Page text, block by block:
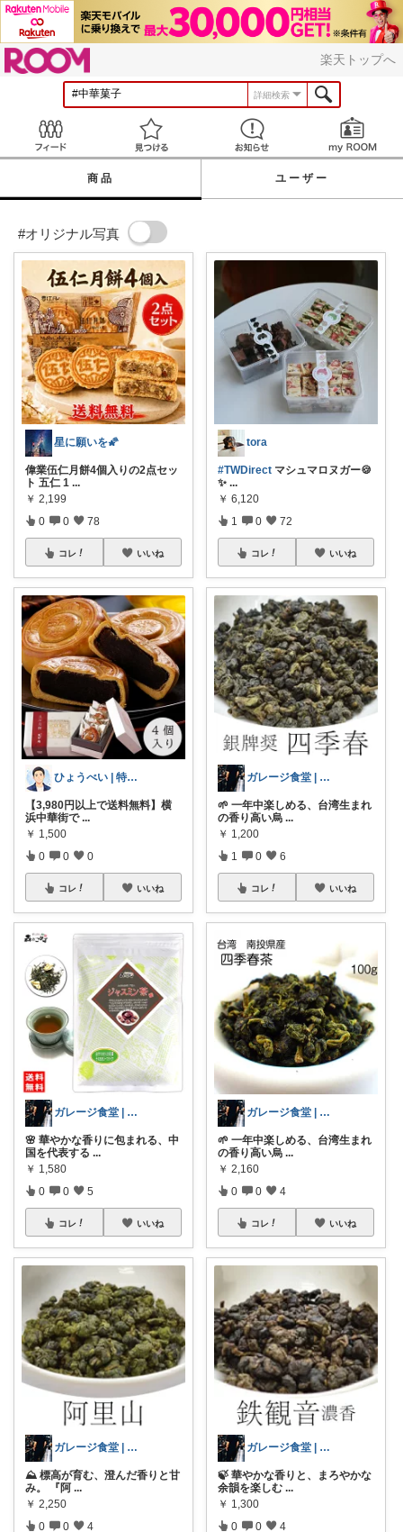
楽天トップへ
詳細検索
見つける お知らせ
商品 ユーザー
#オリジナル写真
星に願いを🌠
偉業伍仁月餅4個入りの2点セッ
ト 五仁 1 ...
￥ 2,199
0 0 78
コレ いいね
ひょうべい | 特化型でシンプルライフ
【3,980円以上で送料無料】横
浜中華街で ...
￥ 1,500
0 0 0
コレ いいね
ガレージ食堂 | 開業準備中
🌸 華やかな香りに包まれる、中
国を代表する ...
￥ 1,580
0 0 5
コレ いいね
ガレージ食堂 | 開業準備中
⛰️ 標高が育む、澄んだ香りと甘
み。 『阿 ...
￥ 2,250
0 0 4
tora
#TWDirect マシュマロヌガー🍪
✨ ...
￥ 6,120
1 0 72
コレ いいね
ガレージ食堂 | 開業準備中
🌱 一年中楽しめる、台湾生まれ
の香り高い烏 ...
￥ 1,200
1 0 6
コレ いいね
ガレージ食堂 | 開業準備中
🌱 一年中楽しめる、台湾生まれ
の香り高い烏 ...
￥ 2,160
0 0 4
コレ いいね
ガレージ食堂 | 開業準備中
🍃 華やかな香りと、まろやかな
余韻を楽しむ ...
￥ 1,300
0 0 4